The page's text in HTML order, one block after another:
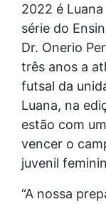
2022 é
série do
Dr. Onerio
três anos a
futsal da
Luana, na
estão com
vencer o
juvenil
“A nossa